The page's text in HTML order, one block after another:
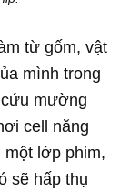
từ gốm, vật
mình trong
mường
cell năng
lớp phim,
sẽ hấp thụ